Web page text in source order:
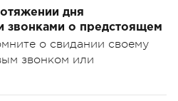
дня
звонками о предстоящем
о свидании своему
звонком или